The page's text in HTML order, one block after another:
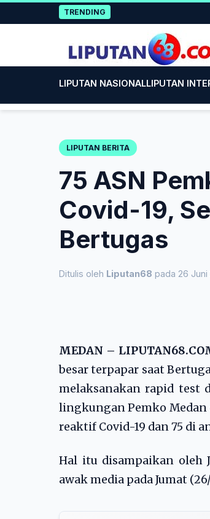
to
TRENDING
LIPUTAN NASIONALLIPUTAN
LIPUTAN BERITA
75 ASN
Covid-19,
Bertugas
Ditulis oleh Liputan68 pada 26 Juni
MEDAN –
besar terpapar saat
melaksanakan rapid test
lingkungan Pemko Medan
reaktif Covid-19 dan 75 di
Hal itu disampaikan oleh
awak media pada Jumat